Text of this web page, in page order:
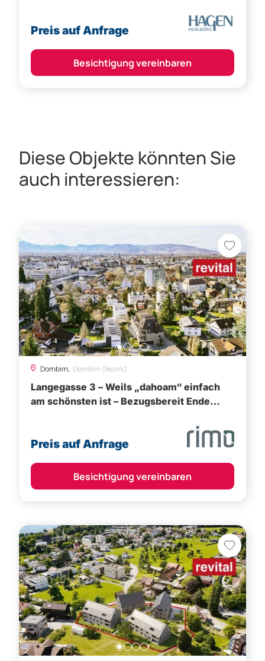
Besichtigung vereinbaren
Dornbirn,Dornbirn (Bezirk)
Langegasse 3 – Weils „dahoam“ einfach
am schönsten ist – Bezugsbereit Ende
2026
Preis auf Anfrage
Besichtigung vereinbaren
Lochau, Bregenz (Bezirk)
Wohnen am Funkenweg - Ruhelage im
Zentrum - Wohnen in Seenähe in Lochau